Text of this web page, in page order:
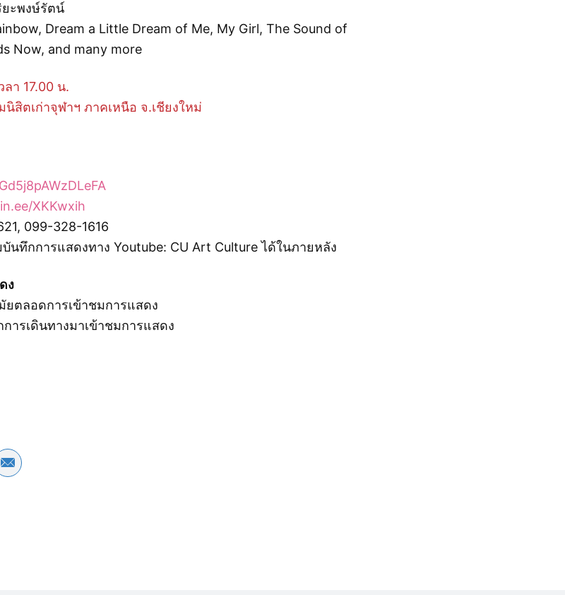
ยะพงษ์รัตน์
Dream a Little Dream of Me, My Girl, The Sound of
Now, and many more
า 17.00 น.
ตเก่าจุฬาฯ ภาคเหนือ จ.เชียงใหม่
XKKwxih
099-328-1616
นทึกการแสดงทาง Youtube: CU Art Culture ได้ในภายหลัง
ง
ยตลอดการเข้าชมการแสดง
ารเดินทางมาเข้าชมการแสดง
Share by Email